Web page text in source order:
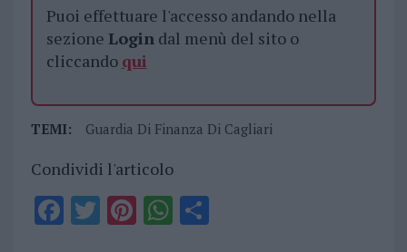
Puoi effettuare l'accesso andando nella
sezione Logindal menù del sito o
cliccando qui
TEMI: Guardia Di Finanza Di Cagliari
Condividi l'articolo
F T PiWS